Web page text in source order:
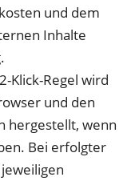
und dem
Inhalte
Klick-Regel wird
und den
hergestellt, wenn
Bei erfolgter